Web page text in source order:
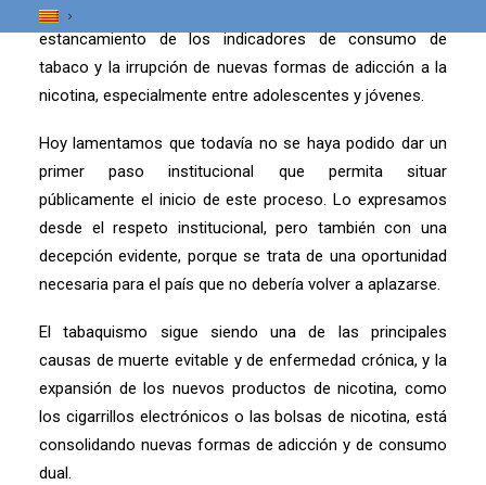
Este trabajo responde a una preocupación clara: el
estancamiento de los indicadores de consumo de
tabaco y la irrupción de nuevas formas de adicción a la
nicotina, especialmente entre adolescentes y jóvenes.
Hoy lamentamos que todavía no se haya podido dar un
primer paso institucional que permita situar
públicamente el inicio de este proceso. Lo expresamos
desde el respeto institucional, pero también con una
decepción evidente, porque se trata de una oportunidad
necesaria para el país que no debería volver a aplazarse.
El tabaquismo sigue siendo una de las principales
causas de muerte evitable y de enfermedad crónica, y la
expansión de los nuevos productos de nicotina, como
los cigarrillos electrónicos o las bolsas de nicotina, está
consolidando nuevas formas de adicción y de consumo
dual.